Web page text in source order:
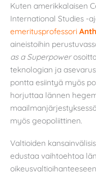
Kuten amerikkalaisen
International Studies -
emeritusprofessori
aineistoihin
as a Superpower
teknologian ja
pontta esiintyä myös
horjuttaa lännen
myös geopoliittinen.
Valtioiden
edustaa vaihtoehtoa